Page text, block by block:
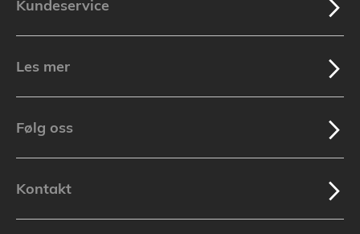
Kundeservice
Les mer
Følg oss
Kontakt